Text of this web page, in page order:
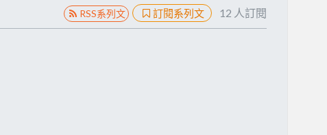
RSS系列文 訂閱系列文 12 人訂閱